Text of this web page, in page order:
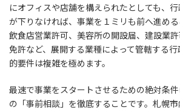
にオフィスや店舗を構えられたとしても、
が下りなければ、事業を１ミリも前へ進める
飲食店営業許可、美容所の開設届、建設業
免許など、展開する業種によって管轄する
的要件は複雑を極めます。
最速で事業をスタートさせるための絶対条
の「事前相談」を徹底することです。札幌